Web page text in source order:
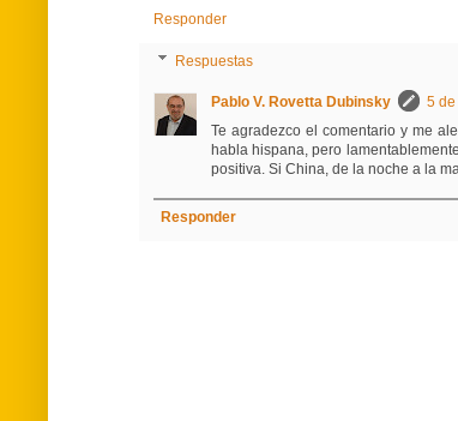
Responder
Respuestas
Pablo V. Rovetta Dubinsky
5
Te agradezco el comentario y me
habla hispana, pero
positiva. Si China, de la noche a la
Responder